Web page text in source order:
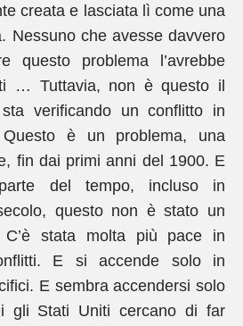
creata e lasciata lì come una
Nessuno che avesse davvero
questo problema l’avrebbe
… Tuttavia, non è questo il
verificando un conflitto in
Questo è un problema, una
fin dai primi anni del 1900. E
del tempo, incluso in
questo non è stato un
stata molta più pace in
E si accende solo in
E sembra accendersi solo
gli Stati Uniti cercano di far